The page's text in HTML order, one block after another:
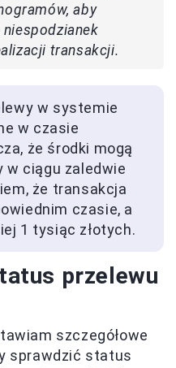
aby
transakcji.
w systemie
w czasie
że środki mogą
ciągu zaledwie
że transakcja
czasie, a
1 tysiąc złotych.
przelewu
szczegółowe
sprawdzić status